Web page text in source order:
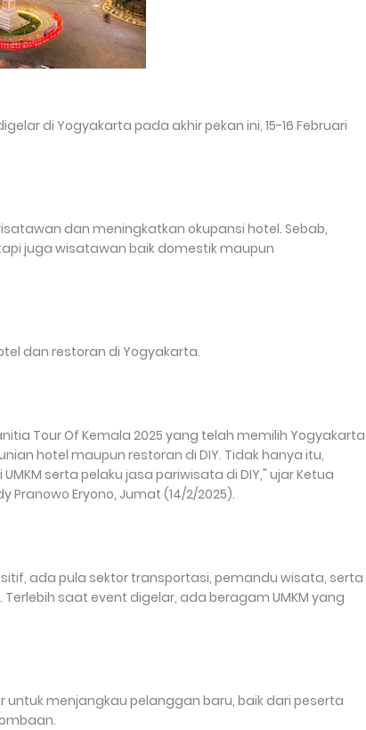
di Yogyakarta pada akhir pekan ini, 15-16 Februari
dan meningkatkan okupansi hotel. Sebab,
juga wisatawan baik domestik maupun
dan restoran di Yogyakarta.
Tour Of Kemala 2025 yang telah memilih Yogyakarta
hotel maupun restoran di DIY. Tidak hanya itu,
serta pelaku jasa pariwisata di DIY," ujar Ketua
Pranowo Eryono, Jumat (14/2/2025).
ada pula sektor transportasi, pemandu wisata, serta
saat event digelar, ada beragam UMKM yang
menjangkau pelanggan baru, baik dari peserta